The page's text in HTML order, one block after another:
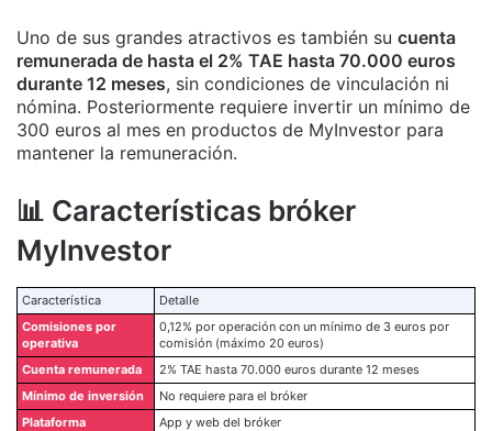
Uno de sus grandes atractivos es también su cuenta
remunerada de hasta el 2% TAE hasta 70.000 euros
durante 12 meses, sin condiciones de vinculación ni
nómina. Posteriormente requiere invertir un mínimo de
300 euros al mes en productos de MyInvestor para
mantener la remuneración.
📊 Características bróker
MyInvestor
Característica
Detalle
Comisiones por
operativa
0,12% por operación con un mínimo de 3 euros por
comisión (máximo 20 euros)
Cuenta remunerada
2% TAE hasta 70.000 euros durante 12 meses
Mínimo de inversión
No requiere para el bróker
Plataforma
App y web del bróker